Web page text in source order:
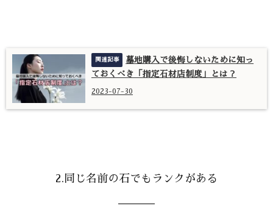
墓地購入で後悔しないために知っ
ておくべき「指定石材店制度」とは？
2023-07-30
2.同じ名前の石でもランクがある